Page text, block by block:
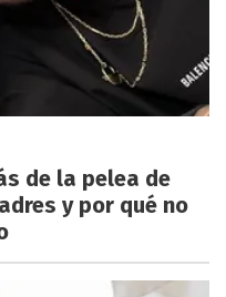
de la pelea de
y por qué no